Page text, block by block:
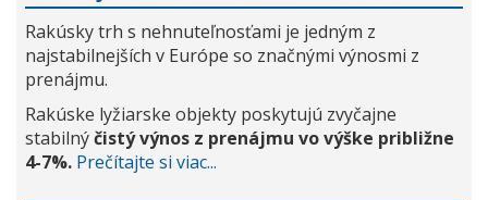
Rakúsky trh s nehnuteľnosťami je jedným z
najstabilnejších v Európe so značnými výnosmi z
prenájmu.
Rakúske lyžiarske objekty poskytujú zvyčajne
stabilnýčistý výnos z prenájmu vo výške približne
4-7%. Prečítajte si viac...